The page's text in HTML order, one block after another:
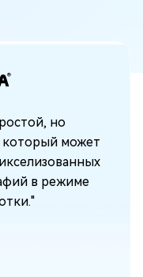
но
может
в режиме